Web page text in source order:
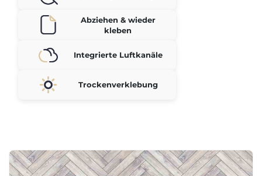
Abziehen & wieder
kleben
Integrierte Luftkanäle
Trockenverklebung